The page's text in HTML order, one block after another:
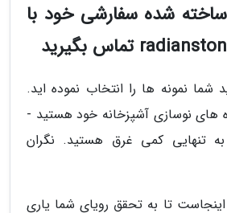
ساخته شده سفارشی خود با
شما نمونه ها را انتخاب نموده اید.
های نوسازی آشپزخانه خود هستید -
به تنهایی کمی غرق هستید. نگران
تیم ما radianstone اینجاست تا به تحقق رویای شما یاری